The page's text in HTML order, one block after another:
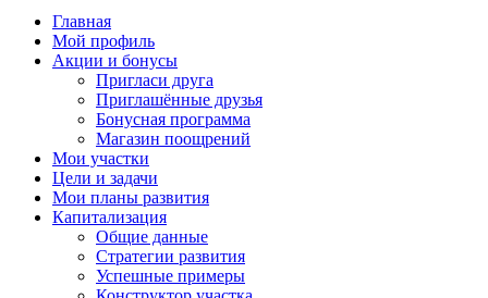
Главная
Мой профиль
Акции и бонусы
Пригласи друга
Приглашённые друзья
Бонусная программа
Магазин поощрений
Мои участки
Цели и задачи
Мои планы развития
Капитализация
Общие данные
Стратегии развития
Успешные примеры